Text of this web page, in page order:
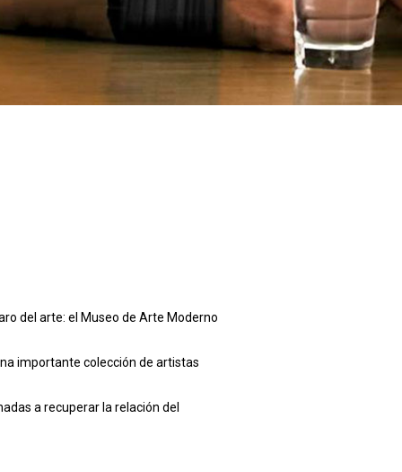
del arte: el Museo de Arte Moderno
importante colección de artistas
a recuperar la relación del